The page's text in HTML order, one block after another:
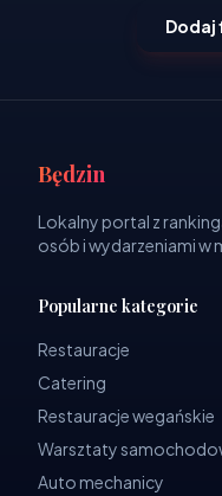
Dodaj
Będzin
Lokalny portal z
osób i wydarzeniami w
Popularne kategorie
Restauracje
Catering
Restauracje wegańskie
Warsztaty
Auto mechanicy